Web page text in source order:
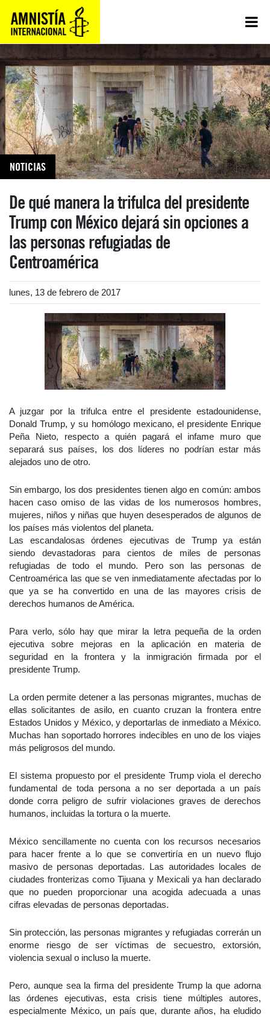
NOTICIAS
De qué manera la trifulca del presidente
Trump con México dejará sin opciones a
las personas refugiadas de
Centroamérica
lunes, 13 de febrero de 2017
A juzgar por la trifulca entre el presidente estadounidense,
Donald Trump, y su homólogo mexicano, el presidente Enrique
Peña Nieto, respecto a quién pagará el infame muro que
separará sus países, los dos líderes no podrían estar más
alejados uno de otro.
Sin embargo, los dos presidentes tienen algo en común: ambos
hacen caso omiso de las vidas de los numerosos hombres,
mujeres, niños y niñas que huyen desesperados de algunos de
los países más violentos del planeta.
Las escandalosas órdenes ejecutivas de Trump ya están
siendo devastadoras para cientos de miles de personas
refugiadas de todo el mundo. Pero son las personas de
Centroamérica las que se ven inmediatamente afectadas por lo
que ya se ha convertido en una de las mayores crisis de
derechos humanos de América.
Para verlo, sólo hay que mirar la letra pequeña de la orden
ejecutiva sobre mejoras en la aplicación en materia de
seguridad en la frontera y la inmigración firmada por el
presidente Trump.
La orden permite detener a las personas migrantes, muchas de
ellas solicitantes de asilo, en cuanto cruzan la frontera entre
Estados Unidos y México, y deportarlas de inmediato a México.
Muchas han soportado horrores indecibles en uno de los viajes
más peligrosos del mundo.
El sistema propuesto por el presidente Trump viola el derecho
fundamental de toda persona a no ser deportada a un país
donde corra peligro de sufrir violaciones graves de derechos
humanos, incluidas la tortura o la muerte.
México sencillamente no cuenta con los recursos necesarios
para hacer frente a lo que se convertiría en un nuevo flujo
masivo de personas deportadas. Las autoridades locales de
ciudades fronterizas como Tijuana y Mexicali ya han declarado
que no pueden proporcionar una acogida adecuada a unas
cifras elevadas de personas deportadas.
Sin protección, las personas migrantes y refugiadas correrán un
enorme riesgo de ser víctimas de secuestro, extorsión,
violencia sexual o incluso la muerte.
Pero, aunque sea la firma del presidente Trump la que adorna
las órdenes ejecutivas, esta crisis tiene múltiples autores,
especialmente México, un país que, durante años, ha eludido